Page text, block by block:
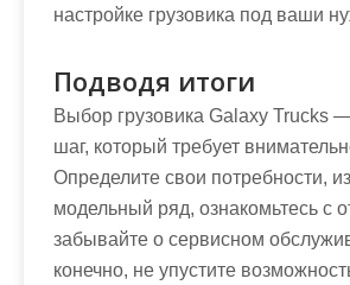
настройке грузовика под ваши
Подводя итоги
Выбор грузовика Galaxy Trucks
шаг, который требует
Определите свои потребности,
модельный ряд, ознакомьтесь с
забывайте о сервисном
конечно, не упустите